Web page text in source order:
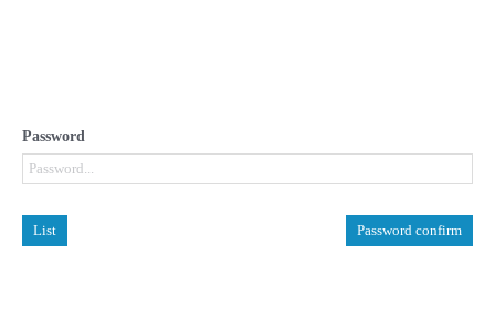
Password
List Password confirm